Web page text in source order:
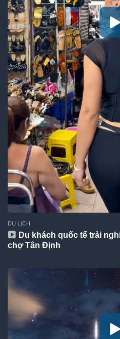
DU LỊCH
Du khách quốc tế trải
chợ Tân Định